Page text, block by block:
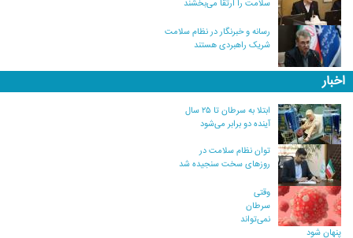
سلامت را ارتقا می‌بخشند
رسانه و خبرنگار در نظام سلامت
شریک راهبردی هستند
اخبار
ابتلا به سرطان تا ۲۵ سال
آینده دو برابر می‌شود
توان نظام سلامت در
روزهای سخت سنجیده شد
وقتی
سرطان
نمی‌تواند
پنهان شود